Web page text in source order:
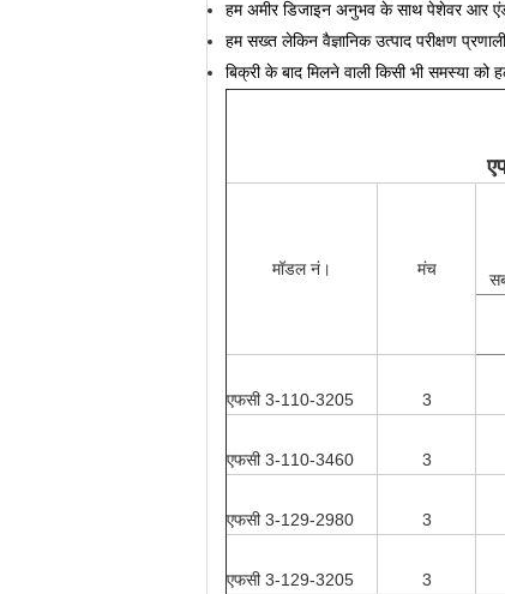
हम अमीर डिजाइन अनुभव के साथ पेशेवर आर
हम सख्त लेकिन वैज्ञानिक उत्पाद परीक्षण
बिक्री के बाद मिलने वाली किसी भी समस्या
मॉडल नं। मंच
एफसी 3-110-3205 3
एफसी 3-110-3460 3
एफसी 3-129-2980 3
एफसी 3-129-3205 3